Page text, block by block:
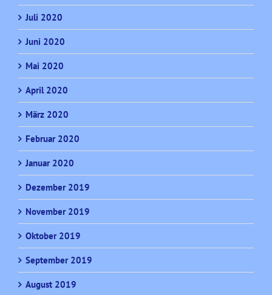
Juli 2020
Juni 2020
Mai 2020
April 2020
März 2020
Februar 2020
Januar 2020
Dezember 2019
November 2019
Oktober 2019
September 2019
August 2019